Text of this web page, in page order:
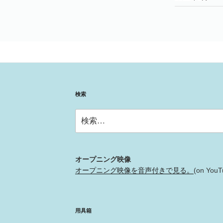
検索
索:
オープニング映像
オープニング映像を音声付きで見る。 (on
用具箱